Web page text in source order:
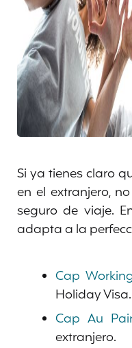
Si ya tienes claro
en el extranjero,
seguro de viaje.
adapta a la
Cap
Holiday Visa.
Cap Au
extranjero.